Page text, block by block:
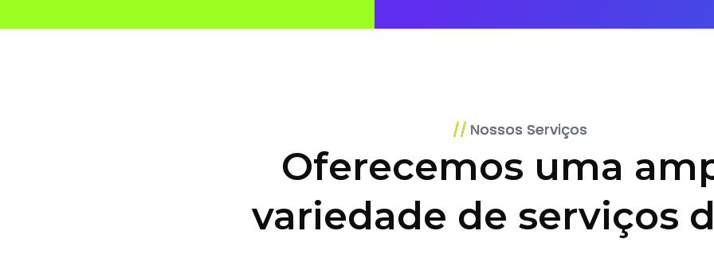
Nossos Serviços
Oferecemos uma
variedade de serviços